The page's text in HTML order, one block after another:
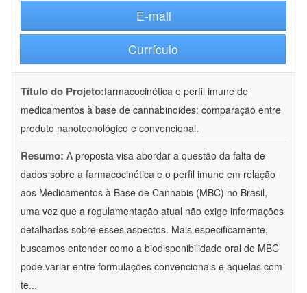
E-mail
Currículo
Título do Projeto:farmacocinética e perfil imune de
medicamentos à base de cannabinoides: comparação entre
produto nanotecnológico e convencional.
Resumo: A proposta visa abordar a questão da falta de
dados sobre a farmacocinética e o perfil imune em relação
aos Medicamentos à Base de Cannabis (MBC) no Brasil,
uma vez que a regulamentação atual não exige informações
detalhadas sobre esses aspectos. Mais especificamente,
buscamos entender como a biodisponibilidade oral de MBC
pode variar entre formulações convencionais e aquelas com
te...